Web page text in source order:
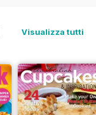
Visualizza tutti